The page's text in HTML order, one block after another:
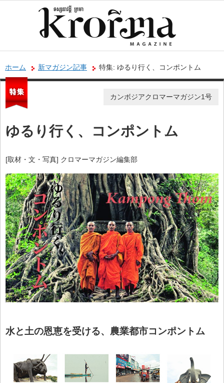
ホーム 新マガジン記事 特集: ゆるり行く、コンポントム
カンボジアクロマーマガジン1号
ゆるり行く、コンポントム
[取材・文・写真] クロマーマガジン編集部
水と土の恩恵を受ける、農業都市コンポントム